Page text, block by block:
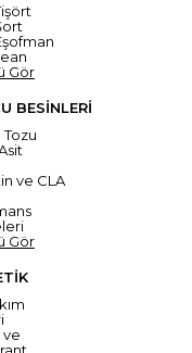
Gör
BESİNLERİ
ve CLA
Gör
ve